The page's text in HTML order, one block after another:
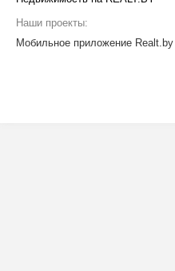
Наши проекты:
Мобильное приложение Realt.by